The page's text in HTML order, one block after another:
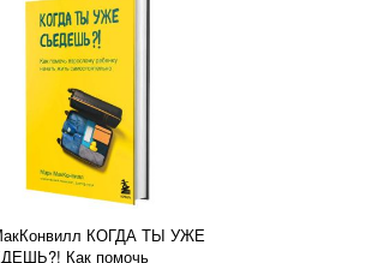
КОГДА ТЫ УЖЕ
Как помочь